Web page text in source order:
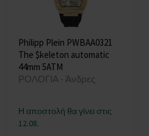
Philipp Plein PWBAA0321
The $keleton automatic
44mm 5ATM
ΡΟΛΟΓΙΑ - Άνδρες
Η αποστολή θα γίνει στις
12.08.